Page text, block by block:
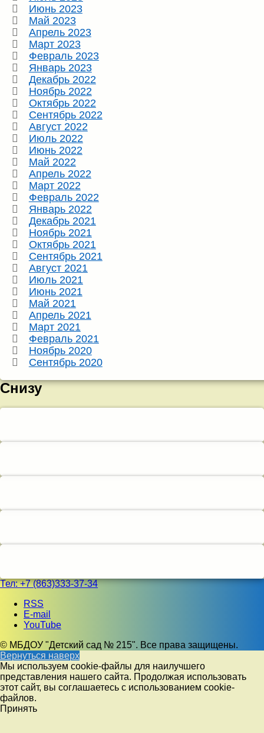
Июнь 2023
Май 2023
Апрель 2023
Март 2023
Февраль 2023
Январь 2023
Декабрь 2022
Ноябрь 2022
Октябрь 2022
Сентябрь 2022
Август 2022
Июль 2022
Июнь 2022
Май 2022
Апрель 2022
Март 2022
Февраль 2022
Январь 2022
Декабрь 2021
Ноябрь 2021
Октябрь 2021
Сентябрь 2021
Август 2021
Июль 2021
Июнь 2021
Май 2021
Апрель 2021
Март 2021
Февраль 2021
Ноябрь 2020
Сентябрь 2020
Снизу
Тел:+7 (863)333-37-34
RSS
E-mail
YouTube
© МБДОУ "Детский сад № 215". Все права защищены.
Вернуться наверх
Мы используем cookie-файлы для наилучшего
представления нашего сайта. Продолжая использовать
этот сайт, вы соглашаетесь с использованием cookie-
файлов.
Принять